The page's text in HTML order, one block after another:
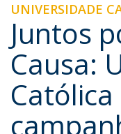
UNIVERSIDADE
Juntos
Causa: